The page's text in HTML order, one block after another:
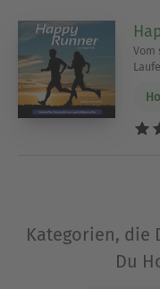
Vom
Kategorien, die
Du